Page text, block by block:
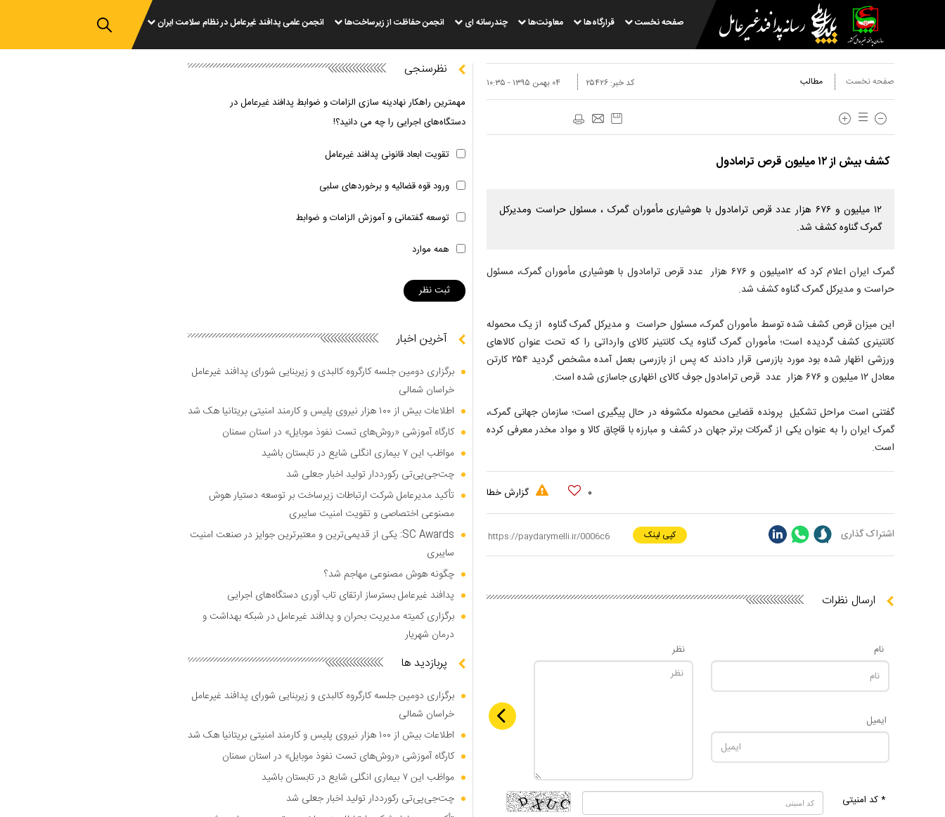
صفحه نخست قرارگاه‌ها معاونت‌ها چندرسانه ای انجمن حفاظت از زیرساخت‌ها انجمن علمی پدافند غیرعامل در نظام سلامت ایران
صفحه نخست مطالب ۰۴ بهمن ۱۳۹۵ - ۱۰:۳۵ کد خبر: ۲۵۴۲۶
کشف بیش از ۱۲ میلیون قرص ترامادول
۱۲ میلیون و ۶۷۶ هزار عدد قرص ترامادول با هوشیاری مأموران گمرک ، مسئول حراست ومدیرکل
گمرک گناوه کشف شد.
گمرک ایران اعلام کرد که ۱۲میلیون و ۶۷۶ هزار عدد قرص ترامادول با هوشیاری مأموران گمرک، مسئول
حراست و مدیرکل گمرک گناوه کشف شد.
این میزان قرص کشف شده توسط مأموران گمرک، مسئول حراست و مدیرکل گمرک گناوه از یک محموله
کانتینری کشف گردیده است؛ مأموران گمرک گناوه یک کانتینر کالای وارداتی را که تحت عنوان کالاهای
ورزشی اظهار شده بود مورد بازرسی قرار دادند که پس از بازرسی بعمل آمده مشخص گردید ۲۵۴ کارتن
معادل ۱۲ میلیون و ۶۷۶ هزار عدد قرص ترامادول جوف کالای اظهاری جاسازی شده است.
گفتنی است مراحل تشکیل پرونده قضایی محموله مکشوفه در حال پیگیری است؛ سازمان جهانی گمرک،
گمرک ایران را به عنوان یکی از گمرکات برتر جهان در کشف و مبارزه با قاچاق کالا و مواد مخدر معرفی کرده
است.
۰ گزارش خطا
اشتراک گذاری کپی لینک
ارسال نظرات
نام
ایمیل
نظر
* کد امنیتی
نظرسنجی
مهمترین راهکار نهادینه سازی الزامات و ضوابط پدافند غیرعامل در
دستگاه‌های اجرایی را چه می دانید؟!
تقویت ابعاد قانونی پدافند غیرعامل
ورود قوه قضائیه و برخوردهای سلبی
توسعه گفتمانی و آموزش الزامات و ضوابط
همه موارد
آخرین اخبار
برگزاری دومین جلسه کارگروه کالبدی و زیربنایی شورای پدافند غیرعامل
خراسان شمالی
اطلاعات بیش از ۱۰۰ هزار نیروی پلیس و کارمند امنیتی بریتانیا هک شد
کارگاه آموزشی «روش‌های تست نفوذ موبایل» در استان سمنان
مواظب این ۷ بیماری انگلی شایع در تابستان باشید
چت‌جی‌پی‌تی رکورددار تولید اخبار جعلی شد
تأکید مدیرعامل شرکت ارتباطات زیرساخت بر توسعه دستیار هوش
مصنوعی اختصاصی و تقویت امنیت سایبری
SC Awards: یکی از قدیمی‌ترین و معتبرترین جوایز در صنعت امنیت
سایبری
چگونه هوش مصنوعی مهاجم شد؟
پدافند غیرعامل بسترساز ارتقای تاب آوری دستگاه‌های اجرایی
برگزاری کمیته مدیریت بحران و پدافند غیرعامل در شبکه بهداشت و
درمان شهریار
پربازدید ها
برگزاری دومین جلسه کارگروه کالبدی و زیربنایی شورای پدافند غیرعامل
خراسان شمالی
اطلاعات بیش از ۱۰۰ هزار نیروی پلیس و کارمند امنیتی بریتانیا هک شد
کارگاه آموزشی «روش‌های تست نفوذ موبایل» در استان سمنان
مواظب این ۷ بیماری انگلی شایع در تابستان باشید
چت‌جی‌پی‌تی رکورددار تولید اخبار جعلی شد